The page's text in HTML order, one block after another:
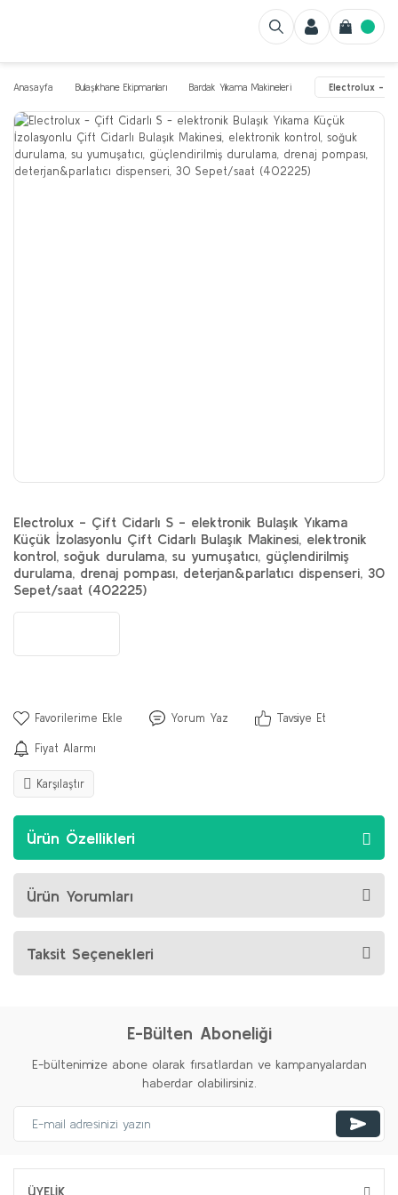
Anasayfa Bulaşıkhane Ekipmanları Bardak Yıkama Makineleri Electrolux -
Electrolux - Çift Cidarlı S - elektronik Bulaşık Yıkama
Küçük İzolasyonlu Çift Cidarlı Bulaşık Makinesi, elektronik
kontrol, soğuk durulama, su yumuşatıcı, güçlendirilmiş
durulama, drenaj pompası, deterjan&parlatıcı dispenseri, 30
Sepet/saat (402225)
Yorum Yaz Tavsiye Et
Fiyat Alarmı
Karşılaştır
Ürün Özellikleri
Ürün Yorumları
Taksit Seçenekleri
E-Bülten Aboneliği
E-bültenimize abone olarak fırsatlardan ve kampanyalardan
haberdar olabilirsiniz.
ÜYELİK